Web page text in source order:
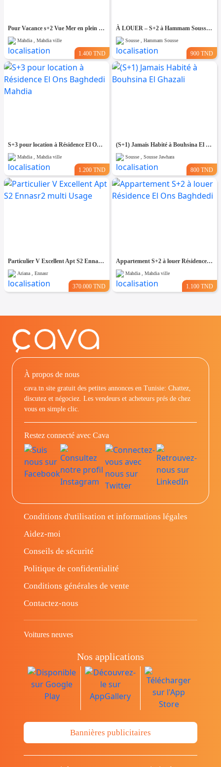
Pour Vacance s+2 Vue Mer en plein Zone Touristique Mahdia
Mahdia , Mahdia ville
1.400 TND
À LOUER – S+2 à Hammam Sousse Gharbi
Sousse , Hammam Sousse
900 TND
S+3 pour location à Résidence El Ons Baghdedi Mahdia
Mahdia , Mahdia ville
1.200 TND
(S+1) Jamais Habité à Bouhsina El Ghazali
Sousse , Sousse Jawhara
800 TND
Particulier V Excellent Apt S2 Ennasr2 multi Usage
Ariana , Ennasr
370.000 TND
Appartement S+2 à louer Résidence El Ons Baghdedi
Mahdia , Mahdia ville
1.100 TND
À propos de nous
cava.tn site gratuit des petites annonces en Tunisie: Chattez,
discutez et négociez. Les vendeurs et acheteurs prés de chez
vous en simple clic.
Restez connecté avec Cava
Conditions d'utilisation et informations légales
Aidez-moi
Conseils de sécurité
Politique de confidentialité
Conditions générales de vente
Contactez-nous
Voitures neuves
Nos applications
Bannières publicitaires